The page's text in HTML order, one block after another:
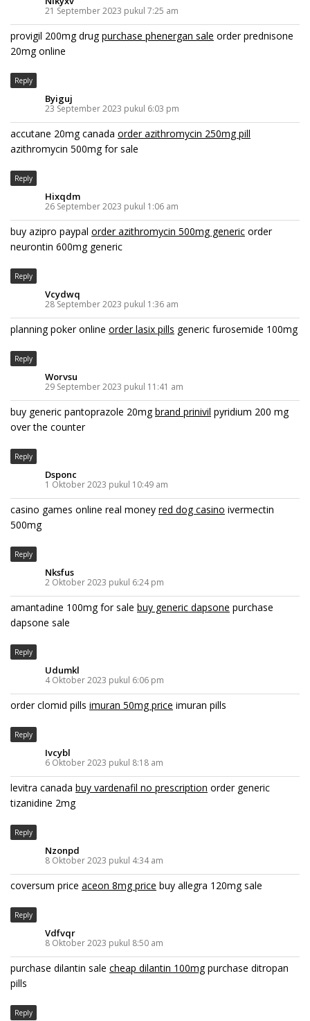
21 September 2023 pukul 7:25 am
provigil 200mg drugpurchase phenergan sale order prednisone
20mg online
Reply
Byiguj
23 September 2023 pukul 6:03 pm
accutane 20mg canada order azithromycin 250mg pill
azithromycin 500mg for sale
Reply
Hixqdm
26 September 2023 pukul 1:06 am
buy azipro paypal order azithromycin 500mg generic order
neurontin 600mg generic
Reply
Vcydwq
28 September 2023 pukul 1:36 am
planning poker online order lasix pills generic furosemide 100mg
Reply
Worvsu
29 September 2023 pukul 11:41 am
buy generic pantoprazole 20mgbrand prinivil pyridium 200 mg
over the counter
Reply
Dsponc
1 Oktober 2023 pukul 10:49 am
casino games online real money red dog casino ivermectin
500mg
Reply
Nksfus
2 Oktober 2023 pukul 6:24 pm
amantadine 100mg for sale buy generic dapsone purchase
dapsone sale
Reply
Udumkl
4 Oktober 2023 pukul 6:06 pm
order clomid pills imuran 50mg price imuran pills
Reply
Ivcybl
6 Oktober 2023 pukul 8:18 am
levitra canada buy vardenafil no prescription order generic
tizanidine 2mg
Reply
Nzonpd
8 Oktober 2023 pukul 4:34 am
coversum price aceon 8mg price buy allegra 120mg sale
Reply
Vdfvqr
8 Oktober 2023 pukul 8:50 am
purchase dilantin sale cheap dilantin 100mgpurchase ditropan
pills
Reply